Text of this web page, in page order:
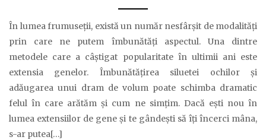
În lumea frumuseții, există un număr nesfârșit de modalități
prin care ne putem îmbunătăți aspectul. Una dintre
metodele care a câștigat popularitate în ultimii ani este
extensia genelor. Îmbunătățirea siluetei ochilor și
adăugarea unui dram de volum poate schimba dramatic
felul în care arătăm și cum ne simțim. Dacă ești nou în
lumea extensiilor de gene și te gândești să îți încerci mâna,
s-ar putea[…]